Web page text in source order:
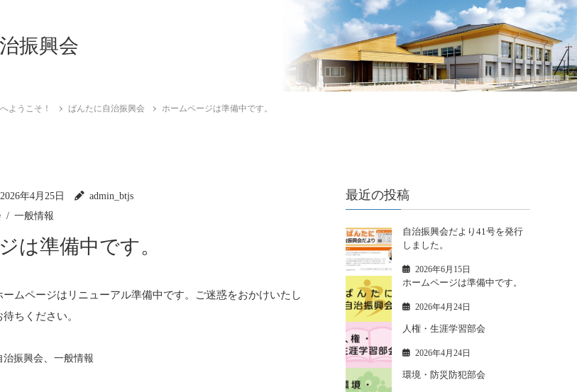
振興会
ようこそ！ ばんたに自治振興会 ホームページは準備中です。
2026年4月25日
admin_btjs
一般情報
は準備中です。
ムページはリニューアル準備中です。ご迷惑をおかけいたし
ちください。
治振興会 、一般情報
最近の投稿
自治振興会だより41号を発行
しました。
2026年6月15日
ホームページは準備中です。
2026年4月24日
人権・生涯学習部会
2026年4月24日
環境・防災防犯部会